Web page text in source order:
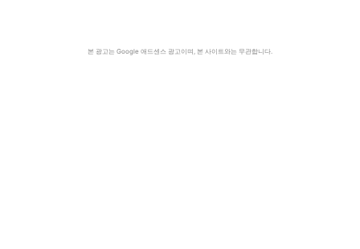
본 광고는 Google 애드센스 광고이며, 본 사이트와는 무관합니다.